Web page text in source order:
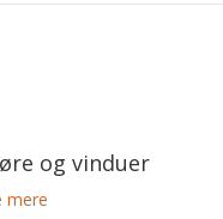
og vinduer
mere